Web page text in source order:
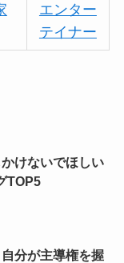
エンター
テイナー
けないでほしい
TOP5
分が主導権を握